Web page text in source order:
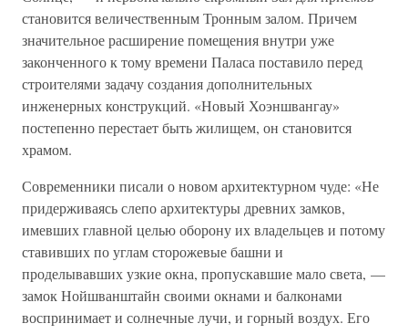
становится величественным Тронным залом. Причем
значительное расширение помещения внутри уже
законченного к тому времени Паласа поставило перед
строителями задачу создания дополнительных
инженерных конструкций. «Новый Хоэншвангау»
постепенно перестает быть жилищем, он становится
храмом.
Современники писали о новом архитектурном чуде: «Не
придерживаясь слепо архитектуры древних замков,
имевших главной целью оборону их владельцев и потому
ставивших по углам сторожевые башни и
проделывавших узкие окна, пропускавшие мало света, —
замок Нойшванштайн своими окнами и балконами
воспринимает и солнечные лучи, и горный воздух. Его